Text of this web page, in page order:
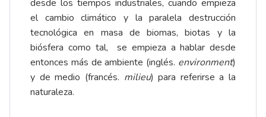
desde los tiempos industriales, cuando empieza
el cambio climático y la paralela destrucción
tecnológica en masa de biomas, biotas y la
biósfera como tal, se empieza a hablar desde
entonces más de ambiente (inglés. environment)
y de medio (francés. milieu) para referirse a la
naturaleza.